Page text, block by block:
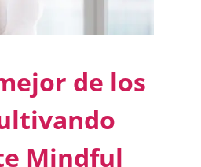
de los
Mindful